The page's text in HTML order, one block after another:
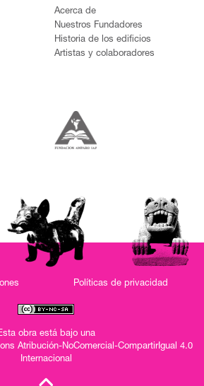
Acerca de
Nuestros Fundadores
Historia de los edificios
Artistas y colaboradores
Políticas de privacidad
obra está bajo una
Atribución-NoComercial-CompartirIgual 4.0
Internacional